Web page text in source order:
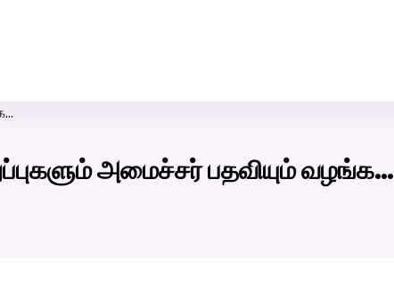
அமைச்சர் பதவியும் வழங்க…